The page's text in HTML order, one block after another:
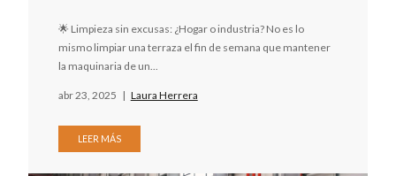
🌟 Limpieza sin excusas: ¿Hogar o industria? No es lo
mismo limpiar una terraza el fin de semana que mantener
la maquinaria de un...
abr 23, 2025 | Laura Herrera
LEER MÁS